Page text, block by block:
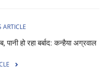
ARTICLE
हो रहा बर्बाद: कन्हैया अग्रवाल